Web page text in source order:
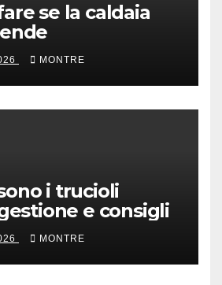
se la caldaia
MONTRE
i trucioli
e consigli
MONTRE